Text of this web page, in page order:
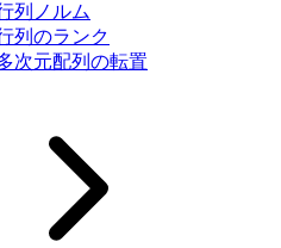
列ノルム
列のランク
次元配列の転置